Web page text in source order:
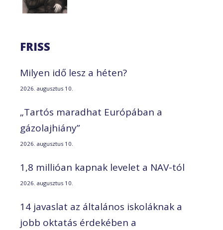
FRISS
Milyen idő lesz a héten?
2026. augusztus 10.
„Tartós maradhat Európában a
gázolajhiány”
2026. augusztus 10.
1,8 millióan kapnak levelet a NAV-tól
2026. augusztus 10.
14 javaslat az általános iskoláknak a
jobb oktatás érdekében a